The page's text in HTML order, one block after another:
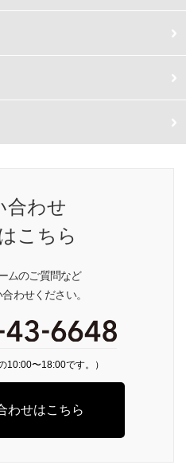
合わせ
こちら
ムのご質問など
わせください。
10:00〜18:00です。）
わせはこちら